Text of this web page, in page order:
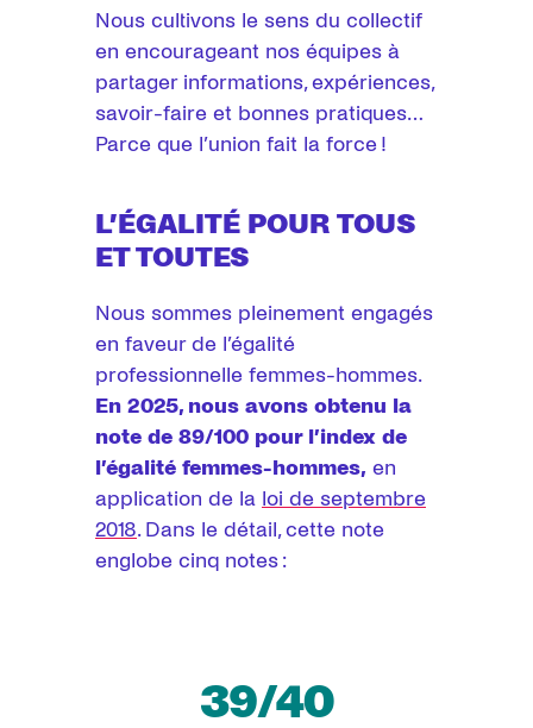
Nous cultivons le sens du collectif
en encourageant nos équipes à
partager informations, expériences,
savoir-faire et bonnes pratiques…
Parce que l’union fait la force !
L’ÉGALITÉ POUR TOUS
ET TOUTES
Nous sommes pleinement engagés
en faveur de l’égalité
professionnelle femmes-hommes.
En 2025, nous avons obtenu la
note de 89/100 pour l’index de
l’égalité femmes-hommes, en
application de la loi de septembre
2018. Dans le détail, cette note
englobe cinq notes :
39/40